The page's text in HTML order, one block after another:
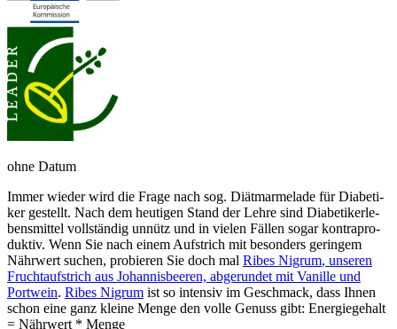
ohne Datum
Immer wieder wird die Fra­ge nach sog. Diät­mar­me­la­de für Dia­be­ti­
ker ge­stellt. Nach dem heu­ti­gen Stand der Leh­re sind Dia­be­ti­ker­le­
bens­mit­tel voll­stän­dig un­nütz und in vie­len Fäl­len so­gar kon­tra­pro­
duk­tiv. Wenn Sie nach einem Auf­strich mit be­son­ders ge­rin­gem
Nähr­wert su­chen, pr­obier­en Sie doch mal Ribes Nigrum, un­se­ren
Frucht­auf­strich aus Jo­han­nisbeer­en, ab­ge­run­det mit Va­nille und
Port­wein. Ribes Nigrum ist so in­ten­siv im Ge­schmack, dass Ihnen
schon eine ganz kleine Menge den volle Genuss gibt: Energiegehalt
= Nähr­wert * Menge